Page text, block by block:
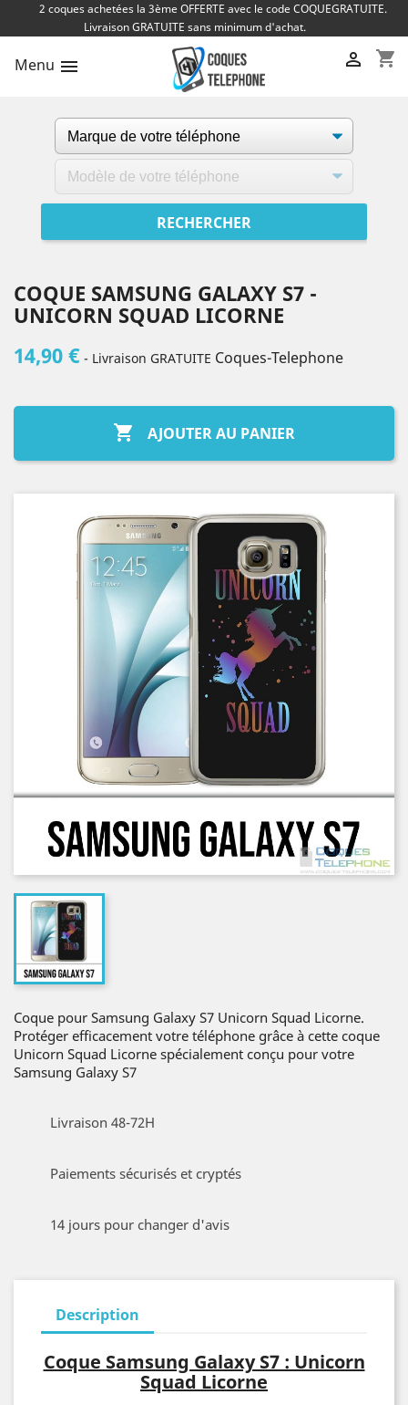
2 coques achetées la 3ème OFFERTE avec le code COQUEGRATUITE.
Livraison GRATUITE sans minimum d'achat.
Menu  shopping_cart

COQUE SAMSUNG GALAXY S7 -
UNICORN SQUAD LICORNE
14,90 € - Livraison GRATUITE Coques-Telephone
 AJOUTER AU PANIER
Coque pour Samsung Galaxy S7 Unicorn Squad Licorne.
Protéger efficacement votre téléphone grâce à cette coque
Unicorn Squad Licorne spécialement conçu pour votre
Samsung Galaxy S7
Livraison 48-72H
Paiements sécurisés et cryptés
14 jours pour changer d'avis
Description
Coque Samsung Galaxy S7 : Unicorn
Squad Licorne